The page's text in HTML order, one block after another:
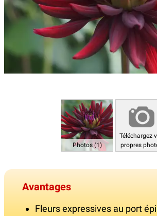
Photos (1)
Téléchargez
propres
Avantages
Fleurs expressives au port